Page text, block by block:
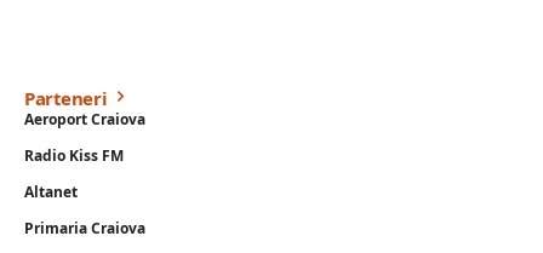
Parteneri
Aeroport Craiova
Radio Kiss FM
Altanet
Primaria Craiova